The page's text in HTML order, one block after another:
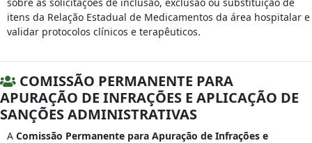
itens da Relação Estadual de Medicamentos da área hospitalar e
validar protocolos clínicos e terapêuticos.
COMISSÃO PERMANENTE PARA
APURAÇÃO DE INFRAÇÕES E APLICAÇÃO DE
SANÇÕES ADMINISTRATIVAS
A Comissão Permanente para Apuração de Infrações e